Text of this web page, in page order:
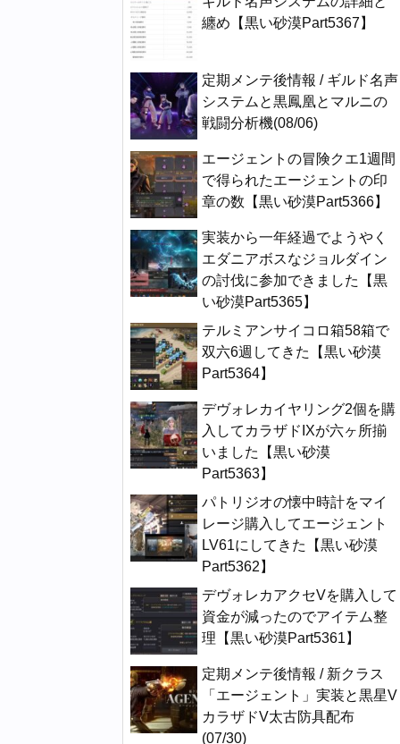
纏め【黒い砂漠Part5367】
定期メンテ後情報 / ギルド名声
システムと黒鳳凰とマルニの
戦闘分析機(08/06)
エージェントの冒険クエ1週間
で得られたエージェントの印
章の数【黒い砂漠Part5366】
実装から一年経過でようやく
エダニアボスなジョルダイン
の討伐に参加できました【黒
い砂漠Part5365】
テルミアンサイコロ箱58箱で
双六6週してきた【黒い砂漠
Part5364】
デヴォレカイヤリング2個を購
入してカラザドIXが六ヶ所揃
いました【黒い砂漠
Part5363】
パトリジオの懐中時計をマイ
レージ購入してエージェント
LV61にしてきた【黒い砂漠
Part5362】
デヴォレカアクセVを購入して
資金が減ったのでアイテム整
理【黒い砂漠Part5361】
定期メンテ後情報 / 新クラス
「エージェント」実装と黒星V
カラザドV太古防具配布
(07/30)